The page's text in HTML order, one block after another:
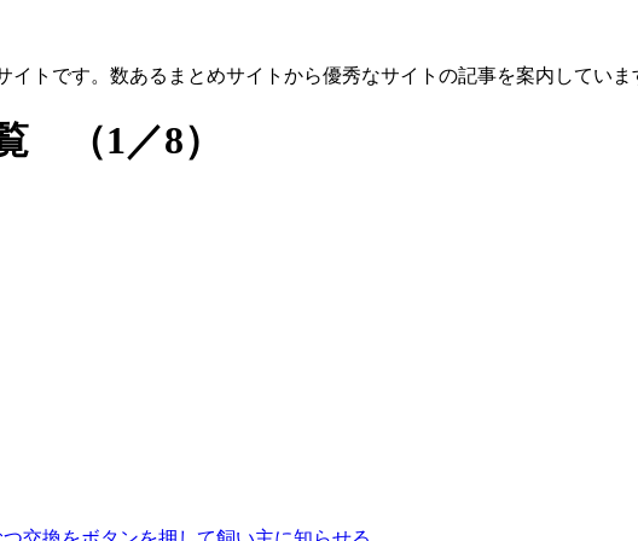
トです。数あるまとめサイトから優秀なサイトの記事を案内していま
（1／8）